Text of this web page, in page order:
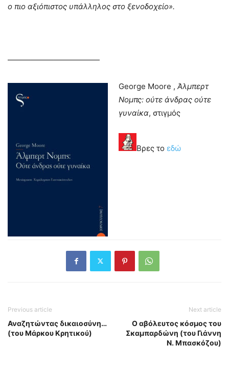
ο πιο αξιόπιστος υπάλληλος στο ξενοδοχείο».
————————————
George Moore , Άλμπερτ
Νομπς: ούτε άνδρας ούτε
γυναίκα, στιγμός
Βρες το εδώ
Previous article
Αναζητώντας δικαιοσύνη…
(του Μάρκου Κρητικού)
Next article
Ο αβόλευτος κόσμος του
Σκαμπαρδώνη (του Γιάννη
Ν. Μπασκόζου)